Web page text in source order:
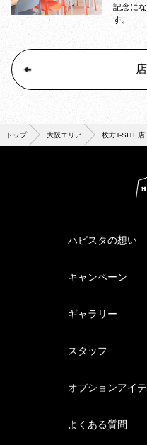
記念に
す。
トップ 大阪エリア 枚方T-SITE店
ハピスタの想い
キャンペーン
ギャラリー
スタッフ
オプションアイ
よくある質問